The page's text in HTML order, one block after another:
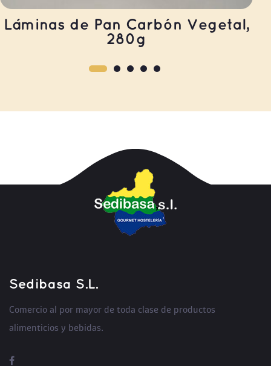
Láminas de Pan Carbón Vegetal,
280g
Sedibasa S.L.
Comercio al por mayor de toda clase de productos
alimenticios y bebidas.